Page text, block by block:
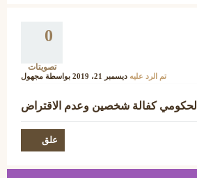
0
تصويتات
تم الرد عليه ديسمبر 21، 2019 بواسطة مجهول